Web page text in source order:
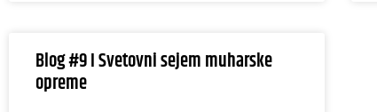
Blog #9 I Svetovni sejem muharske
opreme